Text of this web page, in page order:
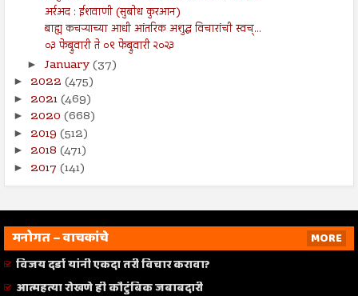
अर्रअद : ईशवाणी (सुबोध कुरआन)
बाह्य कचऱ्याच्या आधी आंतरिक अशुद्ध विचारांची स्वच्...
०३ फेब्रुवारी ते ०९ फेब्रुवारी २०२३
► January(37)
► 2022 (475)
► 2021(469)
► 2020 (668)
► 2019 (512)
► 2018 (471)
► 2017 (141)
मनोगत – वाचकांचे
MORE
विजय दर्डा यांनी एकदा तरी विचार करावा?
आत्महत्या रोखणे ही कौटुंबिक जबाबदारी